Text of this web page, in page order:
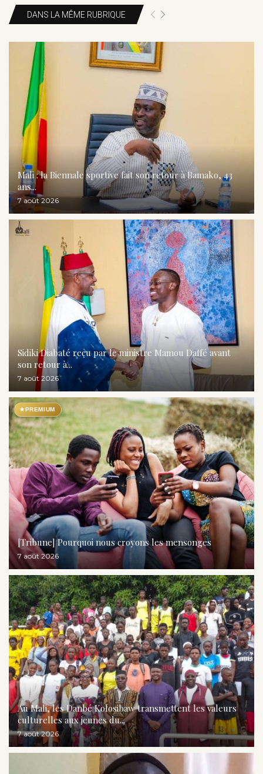
DANS LA MÊME RUBRIQUE
Mali : la Biennale sportive fait son retour à Bamako, 43
ans...
7 août 2026
Sidiki Diabaté reçu par le ministre Mamou Daffé avant
son retour à...
7 août 2026
★PREMIUM
[Tribune] Pourquoi nous croyons les mensonges
7 août 2026
Au Mali, les Danbé Kolosibaw transmettent les valeurs
culturelles aux jeunes du...
7 août 2026